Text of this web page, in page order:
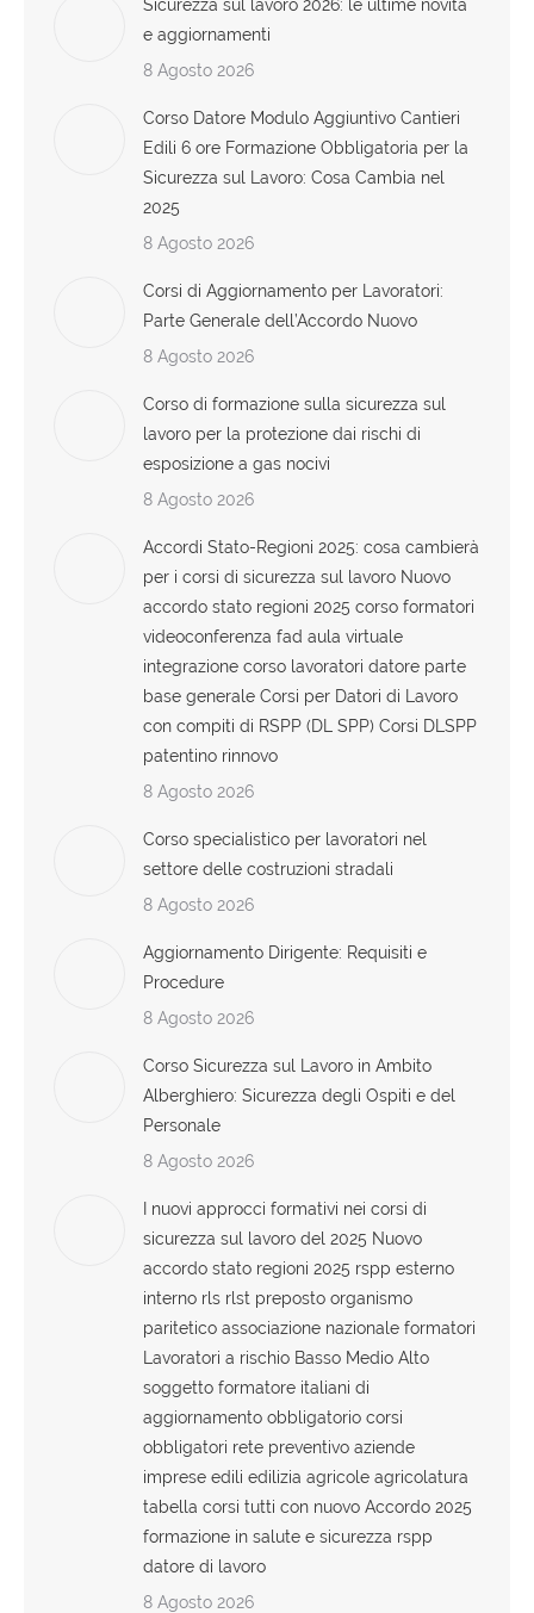
Sicurezza sul lavoro 2026: le ultime novità
e aggiornamenti
8 Agosto 2026
Corso Datore Modulo Aggiuntivo Cantieri
Edili 6 ore Formazione Obbligatoria per la
Sicurezza sul Lavoro: Cosa Cambia nel
2025
8 Agosto 2026
Corsi di Aggiornamento per Lavoratori:
Parte Generale dell’Accordo Nuovo
8 Agosto 2026
Corso di formazione sulla sicurezza sul
lavoro per la protezione dai rischi di
esposizione a gas nocivi
8 Agosto 2026
Accordi Stato-Regioni 2025: cosa cambierà
per i corsi di sicurezza sul lavoro Nuovo
accordo stato regioni 2025 corso formatori
videoconferenza fad aula virtuale
integrazione corso lavoratori datore parte
base generale Corsi per Datori di Lavoro
con compiti di RSPP (DL SPP) Corsi DLSPP
patentino rinnovo
8 Agosto 2026
Corso specialistico per lavoratori nel
settore delle costruzioni stradali
8 Agosto 2026
Aggiornamento Dirigente: Requisiti e
Procedure
8 Agosto 2026
Corso Sicurezza sul Lavoro in Ambito
Alberghiero: Sicurezza degli Ospiti e del
Personale
8 Agosto 2026
I nuovi approcci formativi nei corsi di
sicurezza sul lavoro del 2025 Nuovo
accordo stato regioni 2025 rspp esterno
interno rls rlst preposto organismo
paritetico associazione nazionale formatori
Lavoratori a rischio Basso Medio Alto
soggetto formatore italiani di
aggiornamento obbligatorio corsi
obbligatori rete preventivo aziende
imprese edili edilizia agricole agricolatura
tabella corsi tutti con nuovo Accordo 2025
formazione in salute e sicurezza rspp
datore di lavoro
8 Agosto 2026